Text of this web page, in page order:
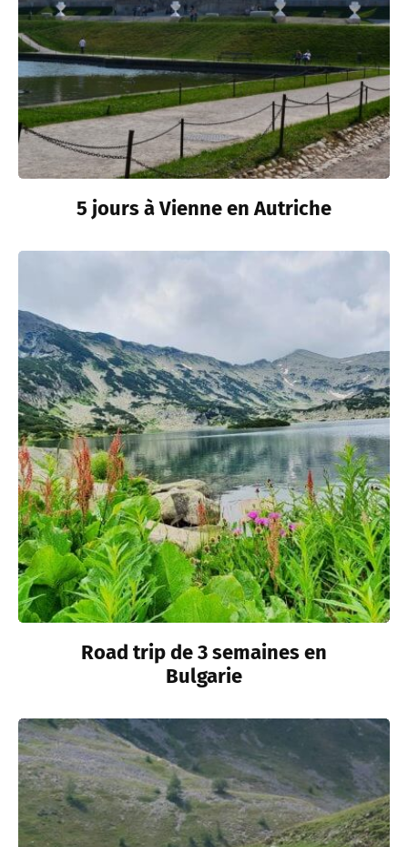
5 jours à Vienne en Autriche
Road trip de 3 semaines en
Bulgarie